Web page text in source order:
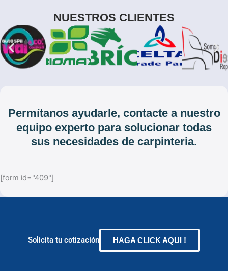
NUESTROS CLIENTES
Permítanos ayudarle, contacte a nuestro
equipo experto para solucionar todas
sus necesidades de carpinteria.
[form id="409"]
Solicita tu cotización HAGA CLICK AQUI !